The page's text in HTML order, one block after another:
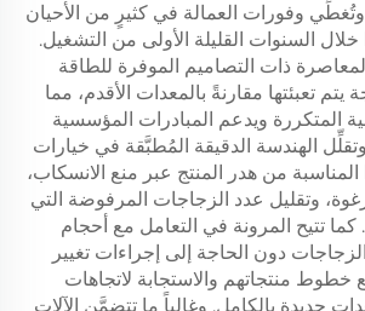
وتُغطِّي وفورات العمالة في كثيرٍ من الأحيان
خلال السنوات القليلة الأولى من التشغيل.
ذات التصاميم الموفرة للطاقة
تعبئتها مقارنةً بالمعدات الأقدم، مما
المتكررة ويدعم المبادرات المؤسسية
وتقلِّل الهندسة الدقيقة المُطبَّقة في خيارات
المناسبة من هدر المنتج عبر منع الانسكاب،
وتقليل عدد الزجاجات المرفوضة التي
كما تتيح المرونة في التعامل مع أحجام
دون الحاجة إلى إجراءات تغيير
خطوط منتجاتهم والاستجابة لاتجاهات
جديدة بالكامل. وغالباً ما تتضمَّن الآلات